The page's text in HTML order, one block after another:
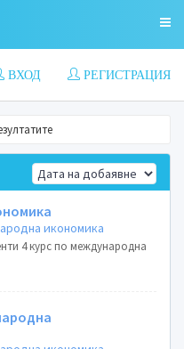
РЕГИСТРАЦИЯ
ВХОД
икономика
4 курс по международна